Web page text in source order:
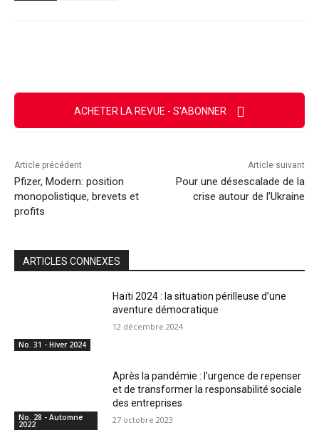
ACHETER LA REVUE - S'ABONNER
Article précédent
Pfizer, Modern: position
monopolistique, brevets et
profits
Article suivant
Pour une désescalade de la
crise autour de l’Ukraine
ARTICLES CONNEXES
No. 31 - Hiver 2024
Haïti 2024 : la situation périlleuse d’une
aventure démocratique
12 décembre 2024
No. 28 - Automne
2022
Après la pandémie : l’urgence de repenser
et de transformer la responsabilité sociale
des entreprises
27 octobre 2023